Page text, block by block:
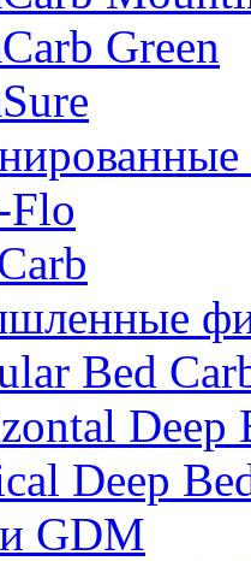
Green
Bed
Deep
Deep
GDM